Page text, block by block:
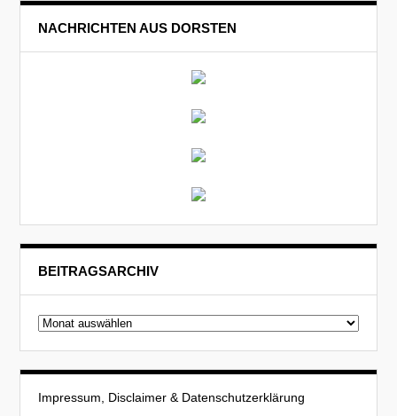
NACHRICHTEN AUS DORSTEN
BEITRAGSARCHIV
Beitragsarchiv
Impressum, Disclaimer & Datenschutzerklärung